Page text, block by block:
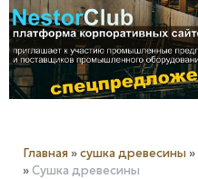
Главная »сушка древесины »
»Сушка древесины